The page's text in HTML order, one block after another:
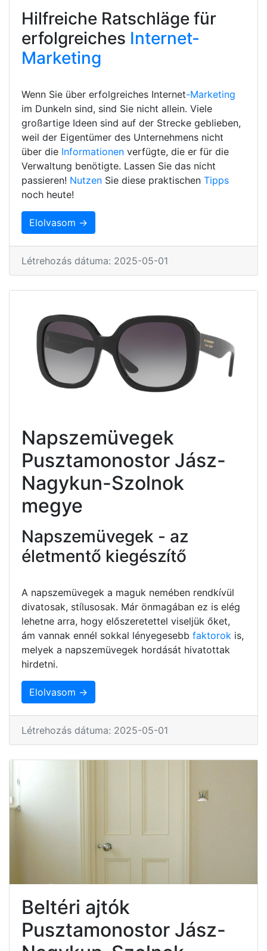
Hilfreiche Ratschläge für
erfolgreiches Internet-
Marketing
Wenn Sie über erfolgreiches Internet-Marketing
im Dunkeln sind, sind Sie nicht allein. Viele
großartige Ideen sind auf der Strecke geblieben,
weil der Eigentümer des Unternehmens nicht
über die Informationen verfügte, die er für die
Verwaltung benötigte. Lassen Sie das nicht
passieren! Nutzen Sie diese praktischen Tipps
noch heute!
Elolvasom →
Létrehozás dátuma: 2025-05-01
Napszemüvegek
Pusztamonostor Jász-
Nagykun-Szolnok
megye
Napszemüvegek - az
életmentő kiegészítő
A napszemüvegek a maguk nemében rendkívül
divatosak, stílusosak. Már önmagában ez is elég
lehetne arra, hogy előszeretettel viseljük őket,
ám vannak ennél sokkal lényegesebb faktorok is,
melyek a napszemüvegek hordását hivatottak
hirdetni.
Elolvasom →
Létrehozás dátuma: 2025-05-01
Beltéri ajtók
Pusztamonostor Jász-